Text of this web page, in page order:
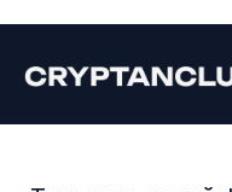
вмісту
запису